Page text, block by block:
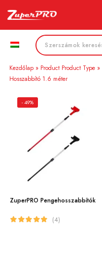
Kezdőlap » Product Product Type »
Hosszabbító 1.6 méter
- 49%
ZuperPRO Pengehosszabbítók
(4)